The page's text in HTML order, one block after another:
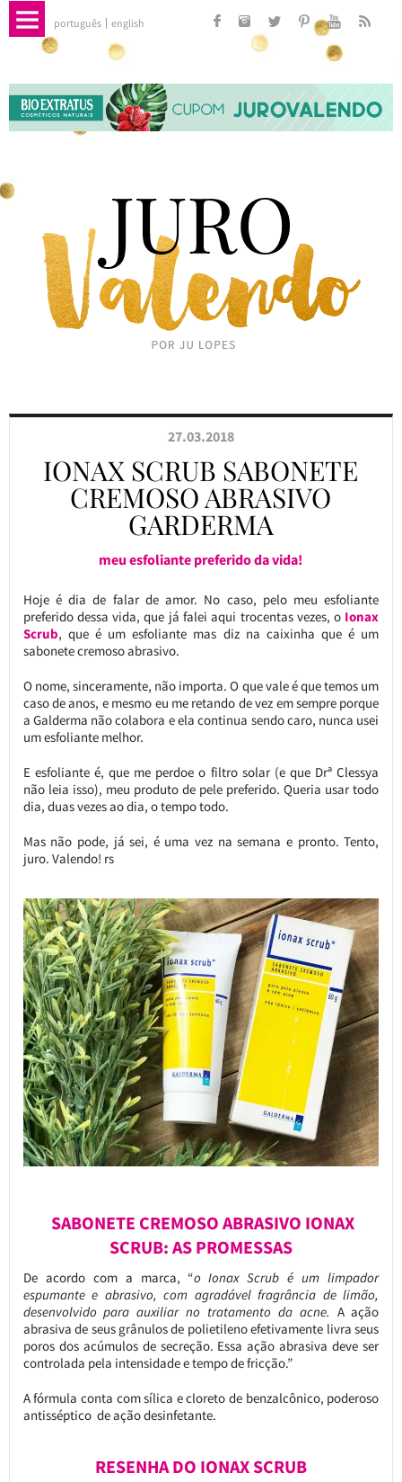
português english
27.03.2018
IONAX SCRUB SABONETE
CREMOSO ABRASIVO
GARDERMA
meu esfoliante preferido da vida!
Hoje é dia de falar de amor. No caso, pelo meu esfoliante
preferido dessa vida, que já falei aqui trocentas vezes, o Ionax
Scrub, que é um esfoliante mas diz na caixinha que é um
sabonete cremoso abrasivo.
O nome, sinceramente, não importa. O que vale é que temos um
caso de anos, e mesmo eu me retando de vez em sempre porque
a Galderma não colabora e ela continua sendo caro, nunca usei
um esfoliante melhor.
E esfoliante é, que me perdoe o filtro solar (e que Drª Clessya
não leia isso), meu produto de pele preferido. Queria usar todo
dia, duas vezes ao dia, o tempo todo.
Mas não pode, já sei, é uma vez na semana e pronto. Tento,
juro. Valendo! rs
SABONETE CREMOSO ABRASIVO IONAX
SCRUB: AS PROMESSAS
De acordo com a marca, “o Ionax Scrub é um limpador
espumante e abrasivo, com agradável fragrância de limão,
desenvolvido para auxiliar no tratamento da acne. A ação
abrasiva de seus grânulos de polietileno efetivamente livra seus
poros dos acúmulos de secreção. Essa ação abrasiva deve ser
controlada pela intensidade e tempo de fricção.”
A fórmula conta com sílica e cloreto de benzalcônico, poderoso
antisséptico de ação desinfetante.
RESENHA DO IONAX SCRUB